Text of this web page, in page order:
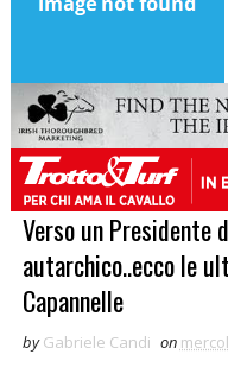
Verso un Presidente
autarchico..ecco le
Capannelle
by Gabriele Candi on